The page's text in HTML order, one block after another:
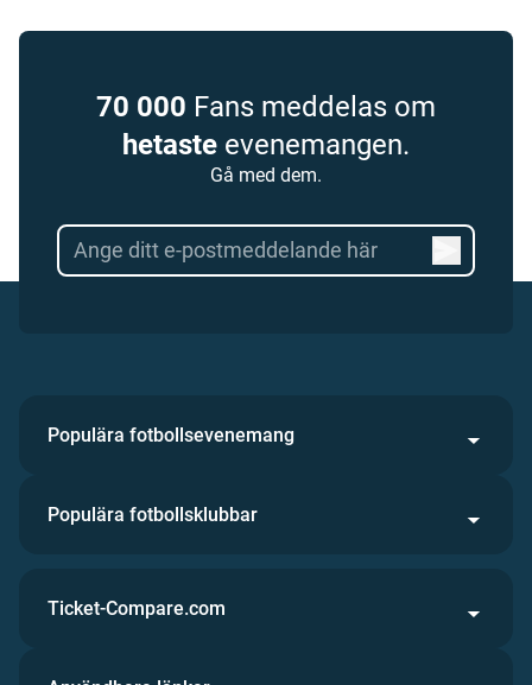
70 000 Fans meddelas om
hetaste evenemangen.
Gå med dem.
Populära fotbollsevenemang
Populära fotbollsklubbar
Ticket-Compare.com